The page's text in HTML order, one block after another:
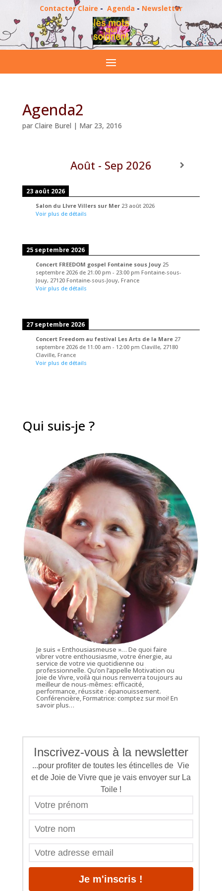
Contacter Claire - Agenda - Newsletter
Agenda2
par Claire Burel | Mar 23, 2016
Août - Sep 2026
23 août 2026
Salon du LIvre Villers sur Mer 23 août 2026
Voir plus de détails
25 septembre 2026
Concert FREEDOM gospel Fontaine sous Jouy 25
septembre 2026de 21:00 pm - 23:00 pm Fontaine-sous-
Jouy, 27120 Fontaine-sous-Jouy, France
Voir plus de détails
27 septembre 2026
Concert Freedom au festival Les Arts de la Mare 27
septembre 2026de 11:00 am - 12:00 pm Claville, 27180
Claville, France
Voir plus de détails
Qui suis-je ?
Je suis « Enthousiasmeuse »… De quoi faire
vibrer votre enthousiasme, votre énergie, au
service de votre vie quotidienne ou
professionnelle. Qu’on l’appelle Motivation ou
Joie de Vivre, voilà qui nous renverra toujours au
meilleur de nous-mêmes: efficacité,
performance, réussite : épanouissement.
Conférencière, Formatrice: comptez sur moi!En
savoir plus…
Inscrivez-vous à la newsletter
...pour profiter de toutes les étincelles de Vie
et de Joie de Vivre que je vais envoyer sur La
Toile !